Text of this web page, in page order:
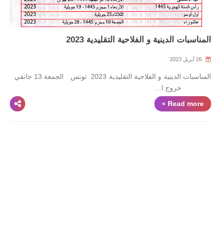
المناسبات الدينية و الفلاحية التقليدية 2023
المناسبات الدينية و الفلاحية التقليدية 2023 تونس الجمعة 13 جانفي
خروج ا…
Read more »